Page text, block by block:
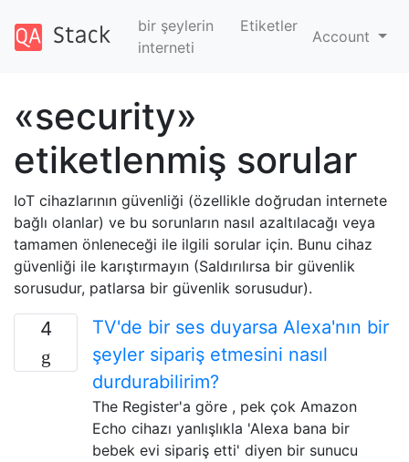
bir şeylerin
interneti
Etiketler
Account
«security»
etiketlenmiş sorular
IoT cihazlarının güvenliği (özellikle doğrudan internete
bağlı olanlar) ve bu sorunların nasıl azaltılacağı veya
tamamen önleneceği ile ilgili sorular için. Bunu cihaz
güvenliği ile karıştırmayın (Saldırılırsa bir güvenlik
sorusudur, patlarsa bir güvenlik sorusudur).
4
TV'de bir ses duyarsa Alexa'nın bir
şeyler sipariş etmesini nasıl
durdurabilirim?
The Register'a göre , pek çok Amazon
Echo cihazı yanlışlıkla 'Alexa bana bir
bebek evi sipariş etti' diyen bir sunucu